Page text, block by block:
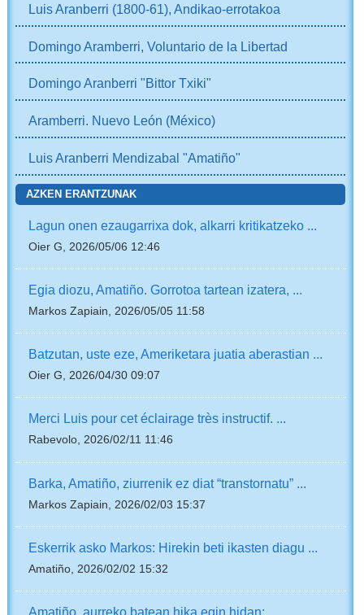
Luis Aranberri (1800-61), Andikao-errotakoa
Domingo Aramberri, Voluntario de la Libertad
Domingo Aranberri "Bittor Txiki"
Aramberri. Nuevo León (México)
Luis Aranberri Mendizabal "Amatiño"
AZKEN ERANTZUNAK
Lagun onen ezaugarrixa dok, alkarri kritikatzeko ...
Oier G, 2026/05/06 12:46
Egia diozu, Amatiño. Gorrotoa tartean izatera, ...
Markos Zapiain, 2026/05/05 11:58
Batzutan, uste eze, Ameriketara juatia aberastian ...
Oier G, 2026/04/30 09:07
Merci Luis pour cet éclairage très instructif. ...
Rabevolo, 2026/02/11 11:46
Barka, Amatiño, ziurrenik ez diat “transtornatu” ...
Markos Zapiain, 2026/02/03 15:37
Eskerrik asko Markos: Hirekin beti ikasten diagu ...
Amatiño, 2026/02/02 15:32
Amatiño, aurreko batean hika egin hidan; ...